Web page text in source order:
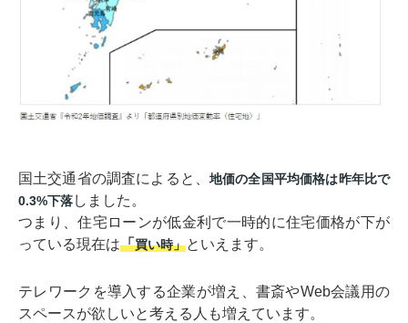
国土交通省の調査によると、 地価の全国平均価格は昨年比で
0.3%下落しました。
つまり、住宅ローンが低金利で一時的に住宅価格が下が
っている現在は「買い時」といえます。
テレワークを導入する企業が増え、書斎やWeb会議用の
スペースが欲しいと考える人も増えています。